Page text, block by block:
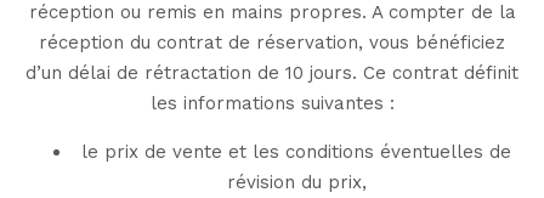
réception ou remis en mains propres. A compter de la
réception du contrat de réservation, vous bénéficiez
d’un délai de rétractation de 10 jours. Ce contrat définit
les informations suivantes :
le prix de vente et les conditions éventuelles de
révision du prix,